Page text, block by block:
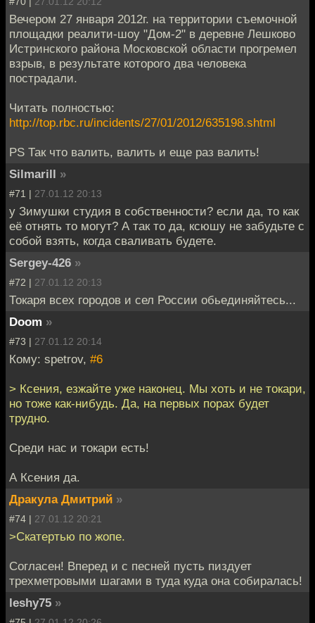
Вечером 27 января 2012г. на территории съемочной
площадки реалити-шоу "Дом-2" в деревне Лешково
Истринского района Московской области прогремел
взрыв, в результате которого два человека
пострадали.
Читать полностью:
http://top.rbc.ru/incidents/27/01/2012/635198.shtml
PS Так что валить, валить и еще раз валить!
Silmarill »
#71 | 27.01.12 20:13
у Зимушки студия в собственности? если да, то как
её отнять то могут? А так то да, ксюшу не забудьте с
собой взять, когда сваливать будете.
Sergey-426 »
#72 | 27.01.12 20:13
Токаря всех городов и сел России обьединяйтесь...
Doom »
#73 | 27.01.12 20:14
Кому: spetrov, #6
> Ксения, езжайте уже наконец. Мы хоть и не токари,
но тоже как-нибудь. Да, на первых порах будет
трудно.
Среди нас и токари есть!
А Ксения да.
Дракула Дмитрий »
#74 | 27.01.12 20:21
>Скатертью по жопе.
Согласен! Вперед и с песней пусть пиздует
трехметровыми шагами в туда куда она собиралась!
leshy75 »